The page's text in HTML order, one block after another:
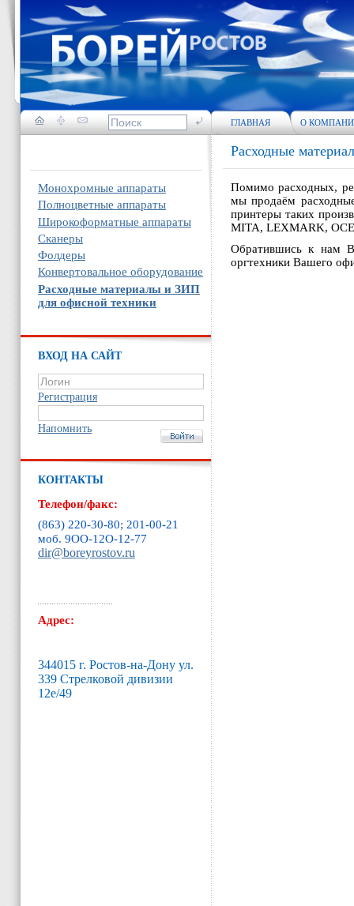
Монохромные аппараты
Полноцветные аппараты
Широкоформатные аппараты
Сканеры
Фолдеры
Конвертовальное оборудование
Расходные материалы и ЗИП
для офисной техники
ВХОД НА САЙТ
Регистрация
Напомнить
КОНТАКТЫ
Телефон/факс:
(863) 220-30-80; 201-00-21
моб. 9ОО-12O-12-77
dir@boreyrostov.ru
Адрес:
344015 г. Ростов-на-Дону ул.
339 Стрелковой дивизии
12е/49
ГЛАВНАЯ О
Расходные
Помимо расходных,
мы продаём
принтеры таких
MITA, LEXMARK, OCE
Обратившись к нам
оргтехники Вашего